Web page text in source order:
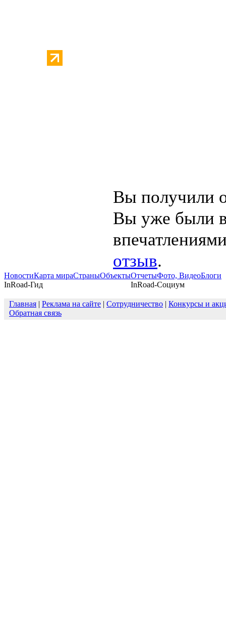
Вы получили
Вы уже были в
отзыв.
НовостиКарта мираСтраныОбъектыОтчетыФото, ВидеоБлоги
InRoad-Гид
InRoad-Социум
Главная | Реклама на сайте | Сотрудничество | Конкурсы и
Обратная связь